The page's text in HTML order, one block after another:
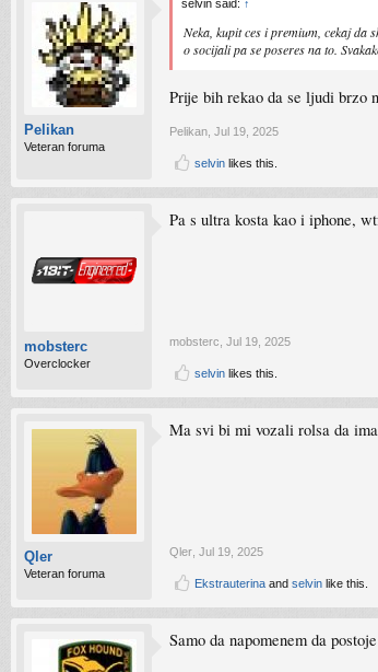
Pelikan
Veteran foruma
selvin said: ↑
Neka, kupit ces i premium, cekaj da
o socijali pa se poseres na to.
Prije bih rekao da se ljudi brzo
Pelikan Jul 19, 2025
selvin likes this.
mobsterc
Overclocker
Pa s ultra kosta kao i iphone,
mobsterc Jul 19, 2025
selvin likes this.
Qler
Veteran foruma
Ma svi bi mi vozali rolsa da
Qler Jul 19, 2025
Ekstrauterina and selvin like this.
Samo da napomenem da